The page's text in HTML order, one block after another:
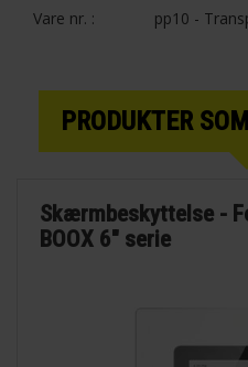
Vare nr. :
pp10 -
PRODUKTER
Skærmbeskyttelse -
BOOX 6" serie